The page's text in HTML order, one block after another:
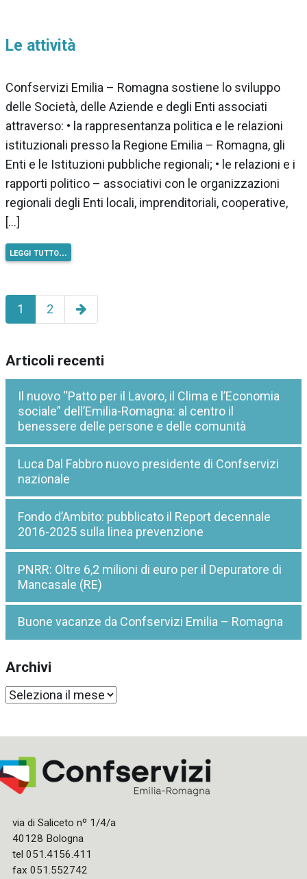
Le attività
Confservizi Emilia – Romagna sostiene lo sviluppo
delle Società, delle Aziende e degli Enti associati
attraverso: • la rappresentanza politica e le relazioni
istituzionali presso la Regione Emilia – Romagna, gli
Enti e le Istituzioni pubbliche regionali; • le relazioni e i
rapporti politico – associativi con le organizzazioni
regionali degli Enti locali, imprenditoriali, cooperative,
[…]
leggi tutto…
1 2
Pagina
successiva
Articoli recenti
Il nuovo “Patto per il Lavoro, il Clima e l’Economia
sociale” dell’Emilia-Romagna: al centro il
benessere delle persone e delle comunità
Luca Dal Fabbro nuovo presidente di Confservizi
nazionale
Fondo d’Ambito: pubblicato il Report decennale
2016-2025 sulla linea prevenzione
PNRR: Oltre 6,2 milioni di euro per il Depuratore di
Mancasale (RE)
Buone vacanze da Confservizi Emilia – Romagna
Archivi
Archivi
via di Saliceto nº 1/4/a
40128 Bologna
tel 051.4156.411
fax 051.552742